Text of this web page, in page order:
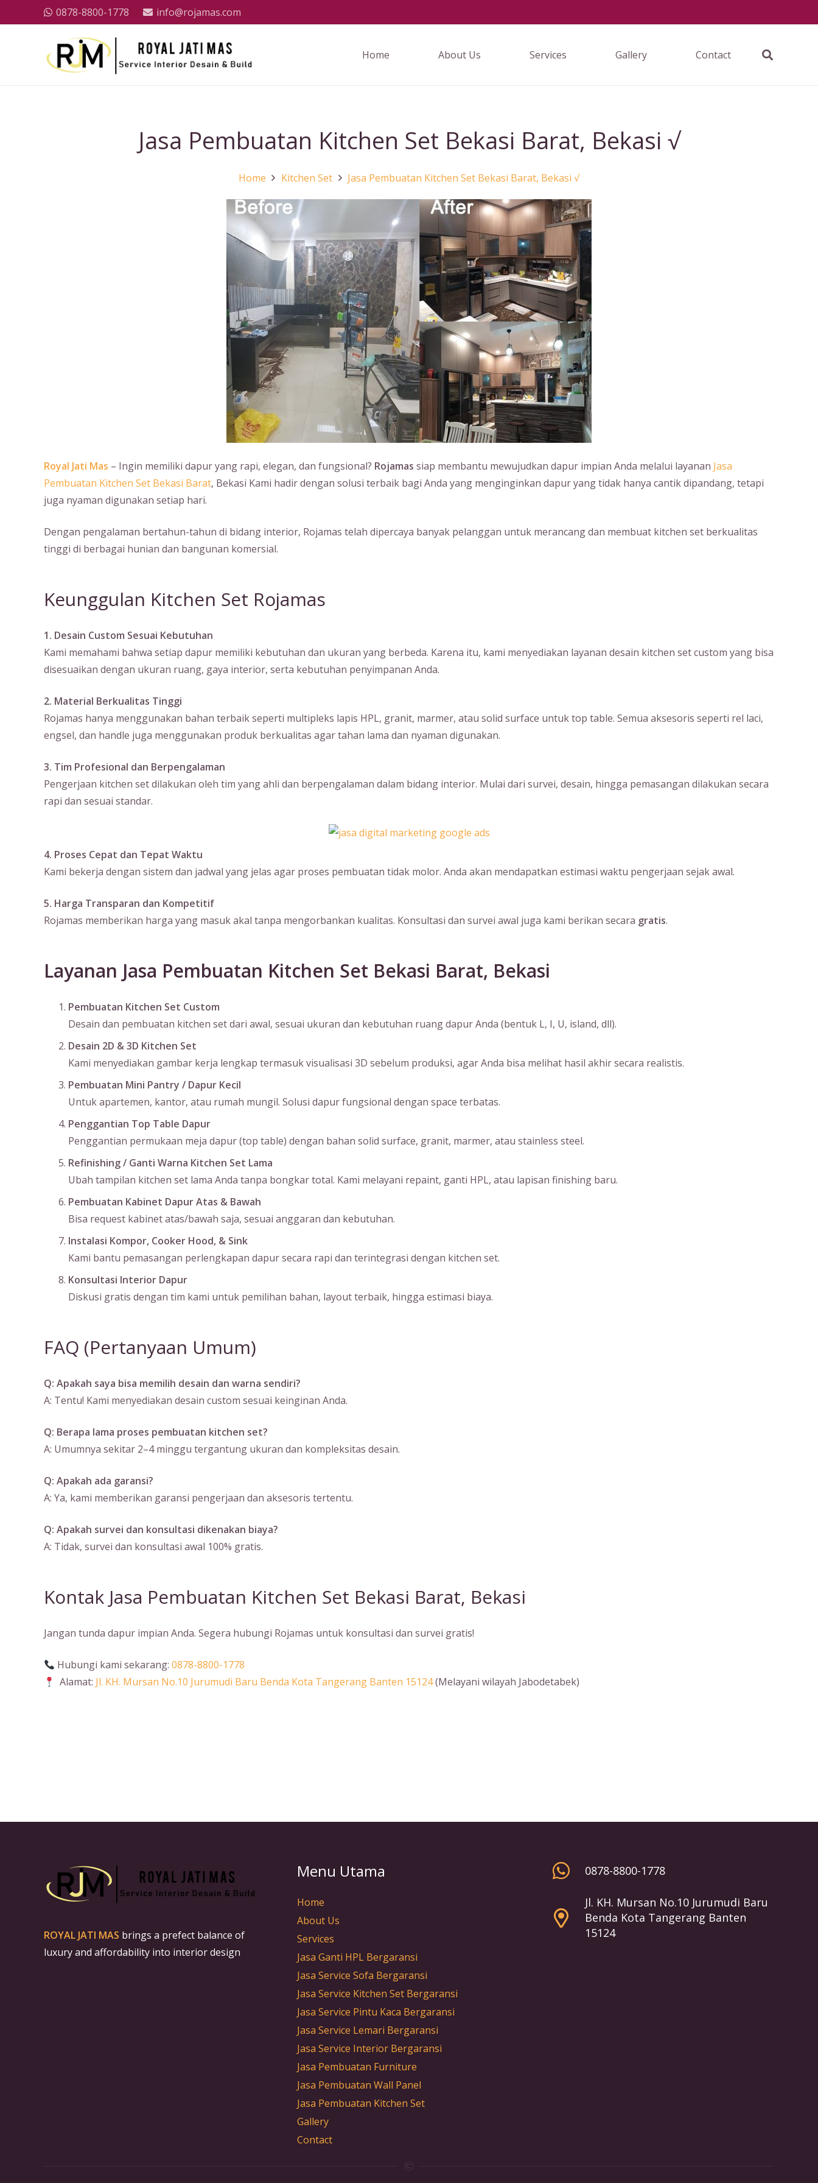
0878-8800-1778 info@rojamas.com
Home About Us Services Gallery Contact
Jasa Pembuatan Kitchen Set Bekasi Barat, Bekasi √
Home Kitchen Set Jasa Pembuatan Kitchen Set Bekasi Barat, Bekasi √
Royal Jati Mas – Ingin memiliki dapur yang rapi, elegan, dan fungsional? Rojamas siap membantu mewujudkan dapur impian Anda melalui layanan Jasa
Pembuatan Kitchen Set Bekasi Barat, Bekasi Kami hadir dengan solusi terbaik bagi Anda yang menginginkan dapur yang tidak hanya cantik dipandang, tetapi
juga nyaman digunakan setiap hari.
Dengan pengalaman bertahun-tahun di bidang interior, Rojamas telah dipercaya banyak pelanggan untuk merancang dan membuat kitchen set berkualitas
tinggi di berbagai hunian dan bangunan komersial.
Keunggulan Kitchen Set Rojamas
1. Desain Custom Sesuai Kebutuhan
Kami memahami bahwa setiap dapur memiliki kebutuhan dan ukuran yang berbeda. Karena itu, kami menyediakan layanan desain kitchen set custom yang bisa
disesuaikan dengan ukuran ruang, gaya interior, serta kebutuhan penyimpanan Anda.
2. Material Berkualitas Tinggi
Rojamas hanya menggunakan bahan terbaik seperti multipleks lapis HPL, granit, marmer, atau solid surface untuk top table. Semua aksesoris seperti rel laci,
engsel, dan handle juga menggunakan produk berkualitas agar tahan lama dan nyaman digunakan.
3. Tim Profesional dan Berpengalaman
Pengerjaan kitchen set dilakukan oleh tim yang ahli dan berpengalaman dalam bidang interior. Mulai dari survei, desain, hingga pemasangan dilakukan secara
rapi dan sesuai standar.
4. Proses Cepat dan Tepat Waktu
Kami bekerja dengan sistem dan jadwal yang jelas agar proses pembuatan tidak molor. Anda akan mendapatkan estimasi waktu pengerjaan sejak awal.
5. Harga Transparan dan Kompetitif
Rojamas memberikan harga yang masuk akal tanpa mengorbankan kualitas. Konsultasi dan survei awal juga kami berikan secara gratis.
Layanan Jasa Pembuatan Kitchen Set Bekasi Barat, Bekasi
Pembuatan Kitchen Set Custom
Desain dan pembuatan kitchen set dari awal, sesuai ukuran dan kebutuhan ruang dapur Anda (bentuk L, I, U, island, dll).
Desain 2D & 3D Kitchen Set
Kami menyediakan gambar kerja lengkap termasuk visualisasi 3D sebelum produksi, agar Anda bisa melihat hasil akhir secara realistis.
Pembuatan Mini Pantry / Dapur Kecil
Untuk apartemen, kantor, atau rumah mungil. Solusi dapur fungsional dengan space terbatas.
Penggantian Top Table Dapur
Penggantian permukaan meja dapur (top table) dengan bahan solid surface, granit, marmer, atau stainless steel.
Refinishing / Ganti Warna Kitchen Set Lama
Ubah tampilan kitchen set lama Anda tanpa bongkar total. Kami melayani repaint, ganti HPL, atau lapisan finishing baru.
Pembuatan Kabinet Dapur Atas & Bawah
Bisa request kabinet atas/bawah saja, sesuai anggaran dan kebutuhan.
Instalasi Kompor, Cooker Hood, & Sink
Kami bantu pemasangan perlengkapan dapur secara rapi dan terintegrasi dengan kitchen set.
Konsultasi Interior Dapur
Diskusi gratis dengan tim kami untuk pemilihan bahan, layout terbaik, hingga estimasi biaya.
FAQ (Pertanyaan Umum)
Q: Apakah saya bisa memilih desain dan warna sendiri?
A: Tentu! Kami menyediakan desain custom sesuai keinginan Anda.
Q: Berapa lama proses pembuatan kitchen set?
A: Umumnya sekitar 2–4 minggu tergantung ukuran dan kompleksitas desain.
Q: Apakah ada garansi?
A: Ya, kami memberikan garansi pengerjaan dan aksesoris tertentu.
Q: Apakah survei dan konsultasi dikenakan biaya?
A: Tidak, survei dan konsultasi awal 100% gratis.
Kontak Jasa Pembuatan Kitchen Set Bekasi Barat, Bekasi
Jangan tunda dapur impian Anda. Segera hubungi Rojamas untuk konsultasi dan survei gratis!
Hubungi kami sekarang:0878-8800-1778
Alamat: Jl. KH. Mursan No.10 Jurumudi Baru Benda Kota Tangerang Banten 15124(Melayani wilayah Jabodetabek)
ROYAL JATI MAS brings a prefect balance of
luxury and affordability into interior design
Menu Utama
Home
About Us
Services
Jasa Ganti HPL Bergaransi
Jasa Service Sofa Bergaransi
Jasa Service Kitchen Set Bergaransi
Jasa Service Pintu Kaca Bergaransi
Jasa Service Lemari Bergaransi
Jasa Service Interior Bergaransi
Jasa Pembuatan Furniture
Jasa Pembuatan Wall Panel
Jasa Pembuatan Kitchen Set
Gallery
Contact
0878-8800-1778
Jl. KH. Mursan No.10 Jurumudi Baru
Benda Kota Tangerang Banten
15124